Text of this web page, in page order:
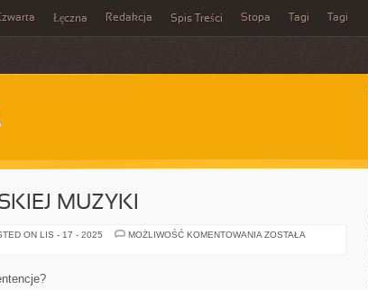
Łęczna Redakcja Spis Treści Stopa Tagi Tagi
MUZYKI
ON LIS - 17 - 2025 MOŻLIWOŚĆ KOMENTOWANIA LEGENDY
ZOSTAŁA